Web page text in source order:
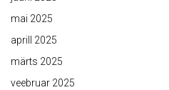
mai 2025
aprill 2025
märts 2025
veebruar 2025